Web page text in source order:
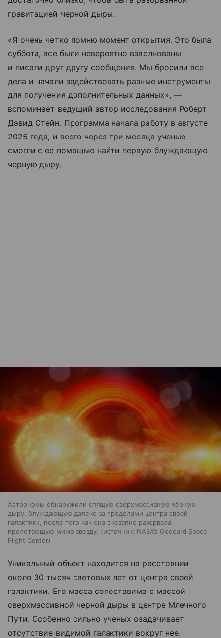
гравитацией черной дыры.
«Я очень четко помню момент открытия. Это была
суббота, все были невероятно взволнованы
и писали друг другу сообщения. Мы бросили все
дела и начали задействовать разные инструменты
для получения дополнительных данных», —
вспоминает ведущий автор исследования Роберт
Дэвид Стейн. Программа начала работу в августе
2025 года, и всего через три месяца ученые
смогли с ее помощью найти первую блуждающую
черную дыру.
Астрономы обнаружили спящую сверхмассивную чёрную
дыру, блуждающую далеко за пределами центра своей
галактики, после того как она внезапно разорвала
пролетающую мимо звезду.
источник: NASA’s Goddard Space
Flight Center
Уникальный объект находится на расстоянии
около 30 тысяч световых лет от центра своей
галактики. Его масса сопоставима с массой
сверхмассивной черной дыры в центре Млечного
Пути. Особенно сильно ученых озадачивает
отсутствие видимой галактики вокруг нее.